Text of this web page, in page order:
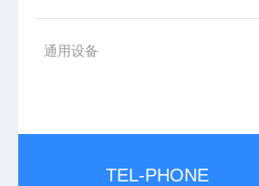
通用设备
TEL-PHONE